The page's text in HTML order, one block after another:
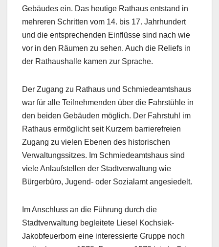
Gebäudes ein. Das heutige Rathaus entstand in
mehreren Schritten vom 14. bis 17. Jahrhundert
und die entsprechenden Einflüsse sind nach wie
vor in den Räumen zu sehen. Auch die Reliefs in
der Rathaushalle kamen zur Sprache.
Der Zugang zu Rathaus und Schmiedeamtshaus
war für alle Teilnehmenden über die Fahrstühle in
den beiden Gebäuden möglich. Der Fahrstuhl im
Rathaus ermöglicht seit Kurzem barrierefreien
Zugang zu vielen Ebenen des historischen
Verwaltungssitzes. Im Schmiedeamtshaus sind
viele Anlaufstellen der Stadtverwaltung wie
Bürgerbüro, Jugend- oder Sozialamt angesiedelt.
Im Anschluss an die Führung durch die
Stadtverwaltung begleitete Liesel Kochsiek-
Jakobfeuerborn eine interessierte Gruppe noch